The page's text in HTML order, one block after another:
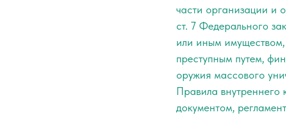
части организации и
ст. 7 Федерального
или иным имуществом,
преступным путем,
оружия массового
Правила внутреннего
документом,